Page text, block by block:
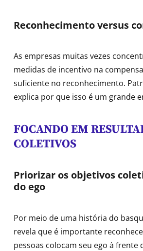
Reconhecimento versus
As empresas muitas vezes
medidas de incentivo na
suficiente no reconhecimento.
explica por que isso é um grande
FOCANDO EM
COLETIVOS
Priorizar os objetivos
do ego
Por meio de uma história do
revela que é importante
pessoas colocam seu ego à frente